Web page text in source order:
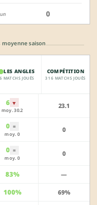
0
moyenne saison
LES ANGLES
6 MATCHS JOUÉS
COMPÉTITION
316 MATCHS JOUÉS
6 ▼
moy. 30.2
23.1
0 =
moy. 0
0
0 =
moy. 0
0
83% —
100% 69%